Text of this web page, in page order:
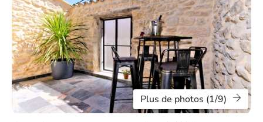
Plus de photos (1/9)